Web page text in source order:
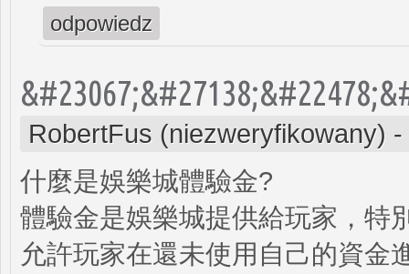
odpowiedz
RobertFus (niezweryfikowany) -
什麼是娛樂城體驗金?
體驗金是娛樂城提供給玩家，特
允許玩家在還未使用自己的資金